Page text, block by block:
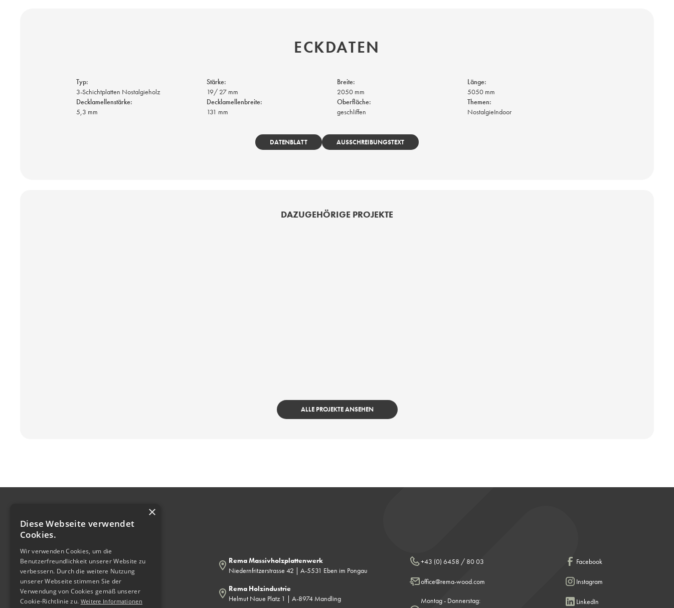
ECKDATEN
Typ:
3-Schichtplatten Nostalgieholz
Stärke:
19/ 27 mm
Breite:
2050 mm
Länge:
5050 mm
Decklamellenstärke:
5,3 mm
Decklamellenbreite:
131 mm
Oberfläche:
geschliffen
Themen:
NostalgieIndoor
DATENBLATT AUSSCHREIBUNGSTEXT
DAZUGEHÖRIGE PROJEKTE
ALLE PROJEKTE ANSEHEN
Holzprodukte & Veredelung für Innen
und Außen, mit über 85 Jahren Tradition
Rema Massivholzplattenwerk
Niedernfritzerstrasse 42 | A-5531 Eben im Pongau
Rema Holzindustrie
Helmut Naue Platz 1 | A-8974 Mandling
+43 (0) 6458 / 80 03
office@rema-wood.com
Montag - Donnerstag:
Facebook
Instagram
LinkedIn
×
Diese Webseite verwendet
Cookies.
Wir verwenden Cookies, um die
Benutzerfreundlichkeit unserer Website zu
verbessern. Durch die weitere Nutzung
unserer Webseite stimmen Sie der
Verwendung von Cookies gemäß unserer
Cookie-Richtlinie zu. Weitere Informationen